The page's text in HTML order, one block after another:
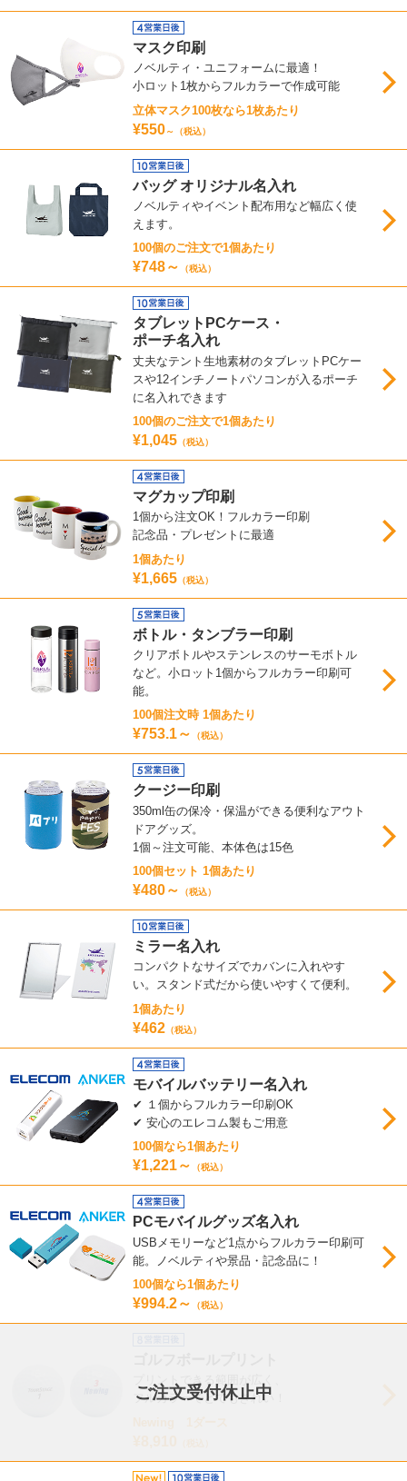
マスク印刷
ノベルティ・ユニフォームに最適！
小ロット1枚からフルカラーで作成可能
立体マスク100枚なら1枚あたり
¥550～（税込）
バッグ オリジナル名入れ
ノベルティやイベント配布用など幅広く使
えます。
100個のご注文で1個あたり
¥748～ （税込）
タブレットPCケース・
ポーチ名入れ
丈夫なテント生地素材のタブレットPCケー
スや12インチノートパソコンが入るポーチ
に名入れできます
100個のご注文で1個あたり
¥1,045 （税込）
マグカップ印刷
1個から注文OK！フルカラー印刷
記念品・プレゼントに最適
1個あたり
¥1,665 （税込）
ボトル・タンブラー印刷
クリアボトルやステンレスのサーモボトル
など。小ロット1個からフルカラー印刷可
能。
100個注文時 1個あたり
¥753.1～ （税込）
クージー印刷
350ml缶の保冷・保温ができる便利なアウト
ドアグッズ。
1個～注文可能、本体色は15色
100個セット 1個あたり
¥480～ （税込）
ミラー名入れ
コンパクトなサイズでカバンに入れやす
い。スタンド式だから使いやすくて便利。
1個あたり
¥462 （税込）
モバイルバッテリー名入れ
✔ １個からフルカラー印刷OK
✔ 安心のエレコム製もご用意
100個なら1個あたり
¥1,221～ （税込）
PCモバイルグッズ名入れ
USBメモリーなど1点からフルカラー印刷可
能。ノベルティや景品・記念品に！
100個なら1個あたり
¥994.2～ （税込）
ご注文受付休止中
プリントできる範囲が広く、
フルカラーでとてもきれい！